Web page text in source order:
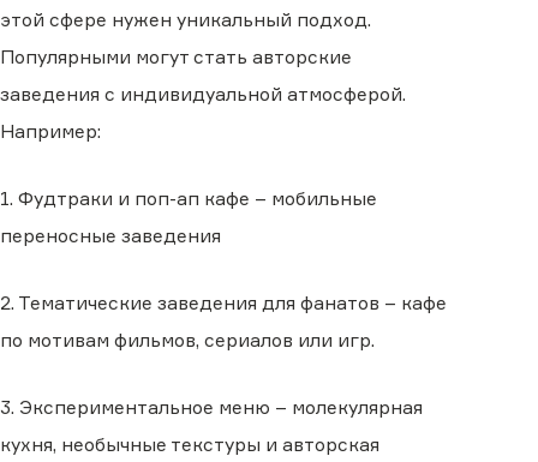
этой сфере нужен уникальный подход.
Популярными могут стать авторские
заведения с индивидуальной атмосферой.
Например:
1. Фудтраки и поп-ап кафе – мобильные
переносные заведения
2. Тематические заведения для фанатов – кафе
по мотивам фильмов, сериалов или игр.
3. Экспериментальное меню – молекулярная
кухня, необычные текстуры и авторская